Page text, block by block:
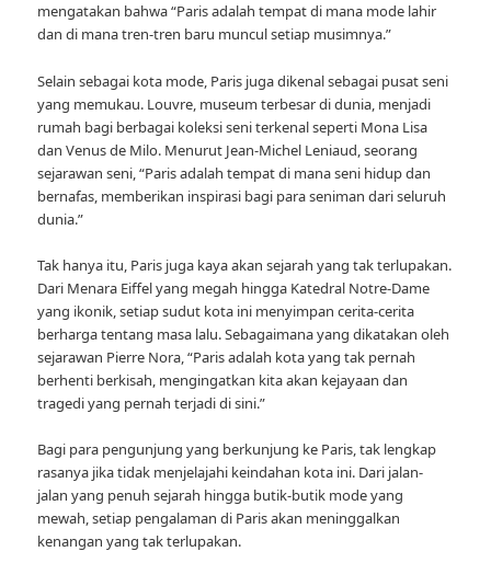
mengatakan bahwa “Paris adalah tempat di mana mode lahir
dan di mana tren-tren baru muncul setiap musimnya.”
Selain sebagai kota mode, Paris juga dikenal sebagai pusat seni
yang memukau. Louvre, museum terbesar di dunia, menjadi
rumah bagi berbagai koleksi seni terkenal seperti Mona Lisa
dan Venus de Milo. Menurut Jean-Michel Leniaud, seorang
sejarawan seni, “Paris adalah tempat di mana seni hidup dan
bernafas, memberikan inspirasi bagi para seniman dari seluruh
dunia.”
Tak hanya itu, Paris juga kaya akan sejarah yang tak terlupakan.
Dari Menara Eiffel yang megah hingga Katedral Notre-Dame
yang ikonik, setiap sudut kota ini menyimpan cerita-cerita
berharga tentang masa lalu. Sebagaimana yang dikatakan oleh
sejarawan Pierre Nora, “Paris adalah kota yang tak pernah
berhenti berkisah, mengingatkan kita akan kejayaan dan
tragedi yang pernah terjadi di sini.”
Bagi para pengunjung yang berkunjung ke Paris, tak lengkap
rasanya jika tidak menjelajahi keindahan kota ini. Dari jalan-
jalan yang penuh sejarah hingga butik-butik mode yang
mewah, setiap pengalaman di Paris akan meninggalkan
kenangan yang tak terlupakan.